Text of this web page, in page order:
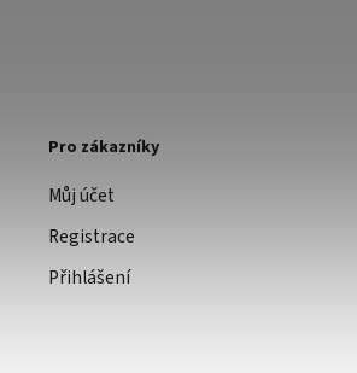
Pro zákazníky
Můj účet
Registrace
Přihlášení